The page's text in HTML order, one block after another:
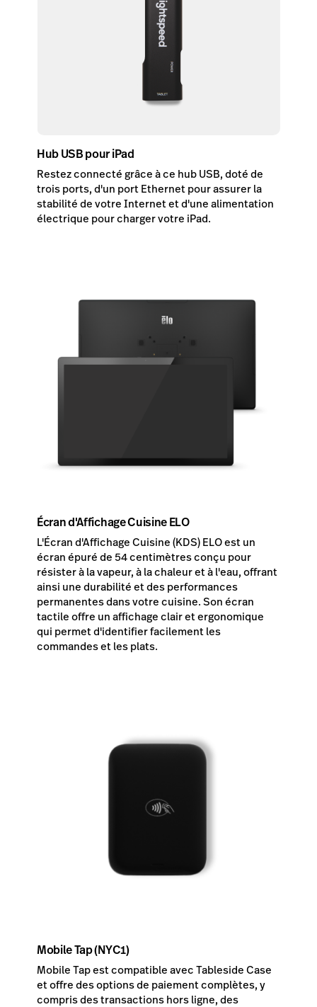
Hub USB pour iPad
Restez connecté grâce à ce hub USB, doté de
trois ports, d'un port Ethernet pour assurer la
stabilité de votre Internet et d'une alimentation
électrique pour charger votre iPad.
Écran d'Affichage Cuisine ELO
L'Écran d'Affichage Cuisine (KDS) ELO est un
écran épuré de 54 centimètres conçu pour
résister à la vapeur, à la chaleur et à l'eau, offrant
ainsi une durabilité et des performances
permanentes dans votre cuisine. Son écran
tactile offre un affichage clair et ergonomique
qui permet d'identifier facilement les
commandes et les plats.
Mobile Tap (NYC1)
Mobile Tap est compatible avec Tableside Case
et offre des options de paiement complètes, y
compris des transactions hors ligne, des